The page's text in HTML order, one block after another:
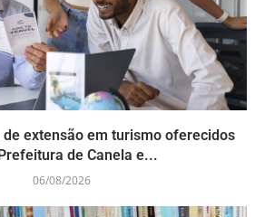
extensão em turismo oferecidos
de Canela e...
06/08/2026